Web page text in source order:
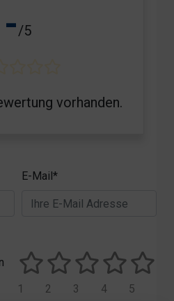
-/5
vorhanden.
E-Mail*
5
4
3
2
1